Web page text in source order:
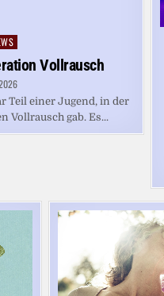
Vollrausch
Teil einer Jugend, in der
Vollrausch gab. Es...